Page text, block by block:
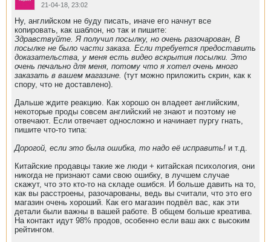
21-04-18, 23:02
Ну, английском не буду писать, иначе его начнут все
копировать, как шаблон, но так и пишите:
Здравствуйте. Я получил посылку, но очень разочарован, В
посылке не было части заказа. Если требуется предоставить
доказательства, у меня есть видео вскрытия посылки. Это
очень печально для меня, потому что я хотел очень много
заказать в вашем магазине. (тут можно приложить скрин, как к
спору, что не доставлено).
Дальше ждите реакцию. Как хорошо он владеет английским,
некоторые проды совсем английский не знают и поэтому не
отвечают. Если отвечает односложно и начинает пургу гнать,
пишите что-то типа:
Дорогой, если это была ошибка, то надо её исправить! и т.д.
Китайские продавцы такие же люди + китайская психология, они
никогда не признают сами свою ошибку, в лучшем случае
скажут, что это кто-то на складе ошибся. И больше давить на то,
как вы расстроены, разочарованы, ведь вы считали, что это его
магазин очень хороший. Как его магазин подвёл вас, как эти
детали были важны в вашей работе. В общем больше креатива.
На контакт идут 98% продов, особенно если ваш акк с высоким
рейтингом.